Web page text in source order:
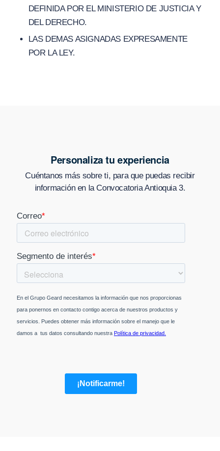
DEFINIDA POR EL MINISTERIO DE JUSTICIA Y
DEL DERECHO.
LAS DEMAS ASIGNADAS EXPRESAMENTE
POR LA LEY.
Personaliza tu experiencia
Cuéntanos más sobre ti, para que puedas recibir
información en la Convocatoria Antioquia 3.